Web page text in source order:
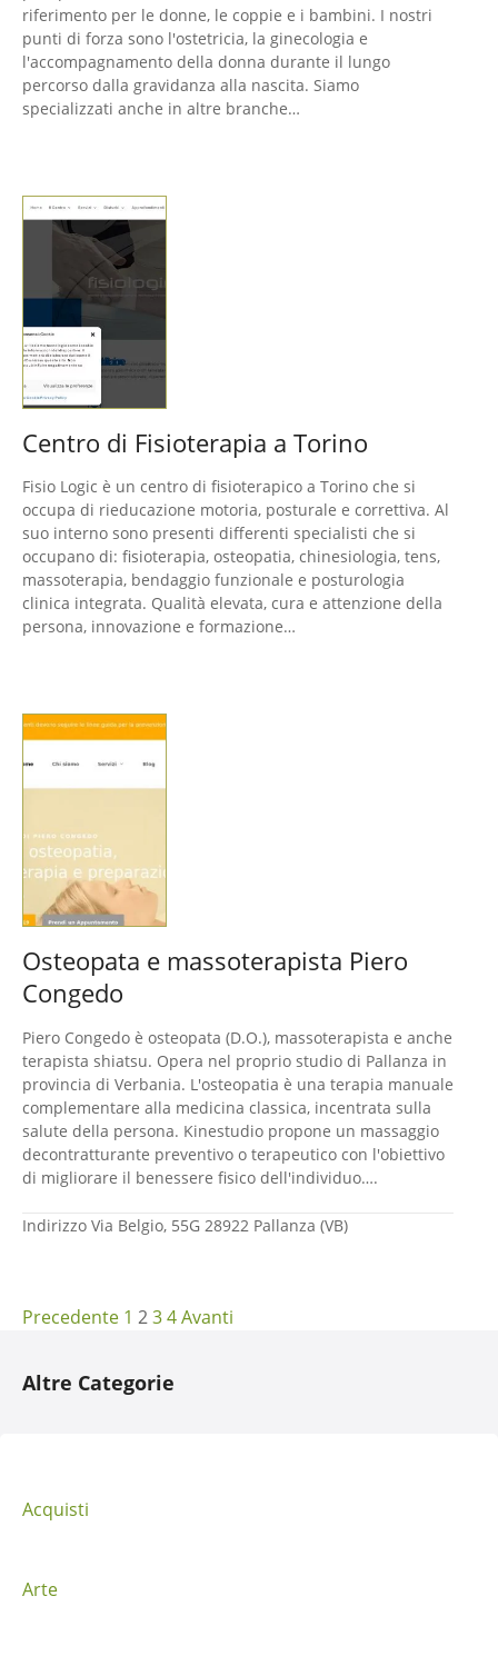
riferimento per le donne, le coppie e i bambini. I nostri
punti di forza sono l'ostetricia, la ginecologia e
l'accompagnamento della donna durante il lungo
percorso dalla gravidanza alla nascita. Siamo
specializzati anche in altre branche…
Centro di Fisioterapia a Torino
Fisio Logic è un centro di fisioterapico a Torino che si
occupa di rieducazione motoria, posturale e correttiva. Al
suo interno sono presenti differenti specialisti che si
occupano di: fisioterapia, osteopatia, chinesiologia, tens,
massoterapia, bendaggio funzionale e posturologia
clinica integrata. Qualità elevata, cura e attenzione della
persona, innovazione e formazione…
Osteopata e massoterapista Piero
Congedo
Piero Congedo è osteopata (D.O.), massoterapista e anche
terapista shiatsu. Opera nel proprio studio di Pallanza in
provincia di Verbania. L'osteopatia è una terapia manuale
complementare alla medicina classica, incentrata sulla
salute della persona. Kinestudio propone un massaggio
decontratturante preventivo o terapeutico con l'obiettivo
di migliorare il benessere fisico dell'individuo….
Indirizzo Via Belgio, 55G 28922 Pallanza (VB)
N
a
g
z
Precedente 1 234Avanti
Altre Categorie
Acquisti
Arte